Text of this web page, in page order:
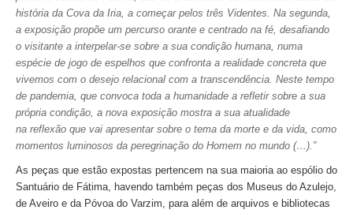
Tours meio dia
Tour de meio-dia em Sintra
Tour de meio-dia em Fátima
Tours Temáticos
The Real Lisbon STREET ART Tour
The Lisbon Walk & Talk Street Art Tour
Rota do Azulejo
A Calçada Portuguesa
WineTours
história da Cova da Iria, a começar pelos três Videntes. Na segunda,
a exposição propõe um percurso orante e centrado na fé, desafiando
o visitante a interpelar-se sobre a sua condição humana, numa
espécie de jogo de espelhos que confronta a realidade concreta que
vivemos com o desejo relacional com a transcendência. Neste tempo
de pandemia, que convoca toda a humanidade a refletir sobre a sua
própria condição, a nova exposição mostra a sua atualidade
na reflexão que vai apresentar sobre o tema da morte e da vida, como
momentos luminosos da peregrinação do Homem no mundo (…).”
As peças que estão expostas pertencem na sua maioria ao espólio do
Santuário de Fátima, havendo também peças dos Museus do Azulejo,
de Aveiro e da Póvoa do Varzim, para além de arquivos e bibliotecas